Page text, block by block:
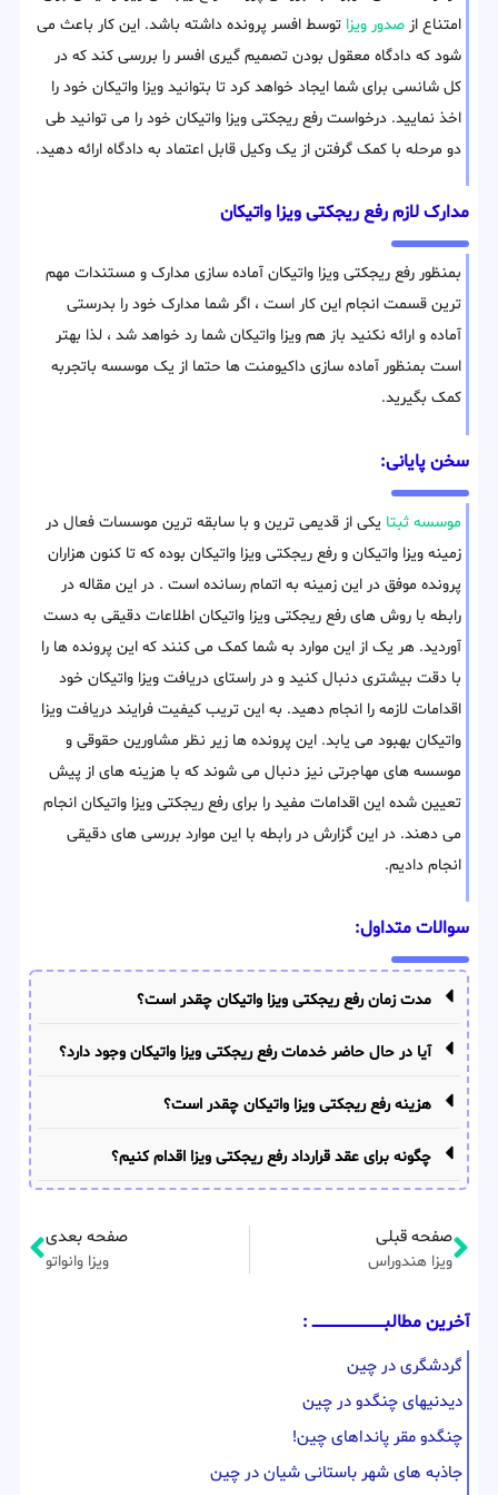
امتناع از صدور ویزا توسط افسر پرونده داشته باشد. این کار باعث می
شود که دادگاه معقول بودن تصمیم گیری افسر را بررسی کند که در
کل شانسی برای شما ایجاد خواهد کرد تا بتوانید ویزا واتیکان خود را
اخذ نمایید. درخواست رفع ریجکتی ویزا واتیکان خود را می توانید طی
دو مرحله با کمک گرفتن از یک وکیل قابل اعتماد به دادگاه ارائه دهید.
مدارک لازم رفع ریجکتی ویزا واتیکان
بمنظور رفع ریجکتی ویزا واتیکان آماده سازی مدارک و مستندات مهم
ترین قسمت انجام این کار است ، اگر شما مدارک خود را بدرستی
آماده و ارائه نکنید باز هم ویزا واتیکان شما رد خواهد شد ، لذا بهتر
است بمنظور آماده سازی داکیومنت ها حتما از یک موسسه باتجربه
کمک بگیرید.
سخن پایانی:
موسسه ثبتا یکی از قدیمی ترین و با سابقه ترین موسسات فعال در
زمینه ویزا واتیکان و رفع ریجکتی ویزا واتیکان بوده که تا کنون هزاران
پرونده موفق در این زمینه به اتمام رسانده است . در این مقاله در
رابطه با روش های رفع ریجکتی ویزا واتیکان اطلاعات دقیقی به دست
آوردید. هر یک از این موارد به شما کمک می کنند که این پرونده ها را
با دقت بیشتری دنبال کنید و در راستای دریافت ویزا واتیکان خود
اقدامات لازمه را انجام دهید. به این تریب کیفیت فرایند دریافت ویزا
واتیکان بهبود می یابد. این پرونده ها زیر نظر مشاورین حقوقی و
موسسه های مهاجرتی نیز دنبال می شوند که با هزینه های از پیش
تعیین شده این اقدامات مفید را برای رفع ریجکتی ویزا واتیکان انجام
می دهند. در این گزارش در رابطه با این موارد بررسی های دقیقی
انجام دادیم.
سوالات متداول:
مدت زمان رفع ریجکتی ویزا واتیکان چقدر است؟
آیا در حال حاضر خدمات رفع ریجکتی ویزا واتیکان وجود دارد؟
هزینه رفع ریجکتی ویزا واتیکان چقدر است؟
چگونه برای عقد قرارداد رفع ریجکتی ویزا اقدام کنیم؟
صفحه قبلی
ویزا هندوراس
صفحه بعدی
ویزا وانواتو
آخرین مطالبــــــــــــــــــــــــــــــــ :
گردشگری در چین
دیدنیهای چنگدو در چین
چنگدو مقر پانداهای چین!
جاذبه های شهر باستانی شیان در چین